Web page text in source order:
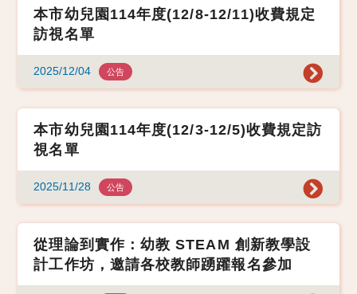
本市幼兒園114年度(12/8-12/11)收費規定
訪視名單
2025/12/04 公告
本市幼兒園114年度(12/3-12/5)收費規定訪
視名單
2025/11/28 公告
從理論到實作：幼教 STEAM 創新教學設
計工作坊，邀請各校教師踴躍報名參加